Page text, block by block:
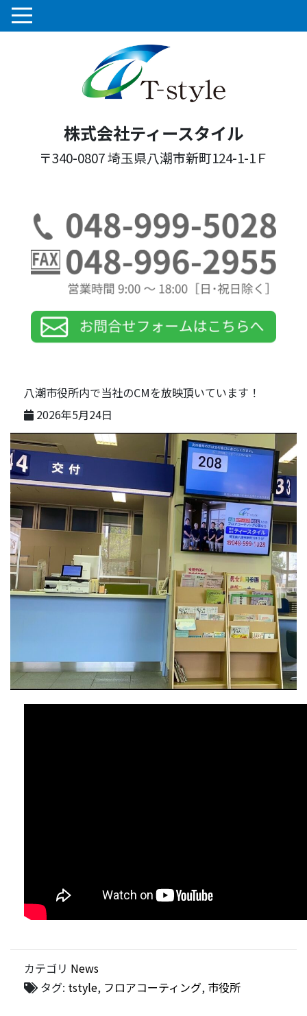
株式会社ティースタイル
〒340-0807 埼玉県八潮市新町124-1-1Ｆ
八潮市役所内で当社のCMを放映頂いています！
2026年5月24日
カテゴリ News
タグ: tstyle, フロアコーティング, 市役所